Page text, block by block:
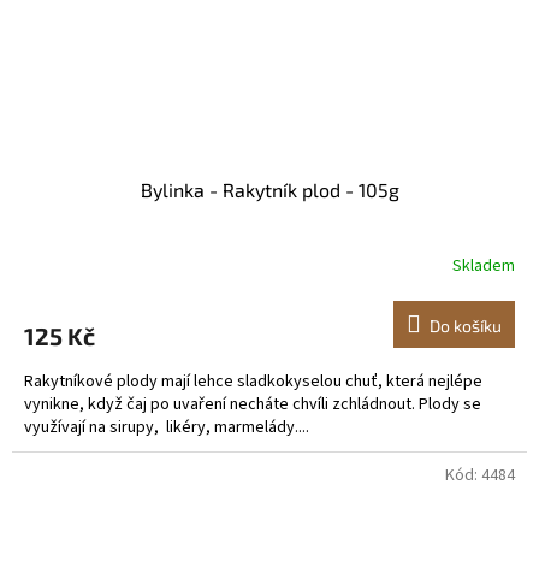
Bylinka - Rakytník plod - 105g
Skladem
125 Kč Do košíku
Rakytníkové plody mají lehce sladkokyselou chuť, která nejlépe
vynikne, když čaj po uvaření necháte chvíli zchládnout. Plody se
využívají na sirupy, likéry, marmelády....
Kód: 4484